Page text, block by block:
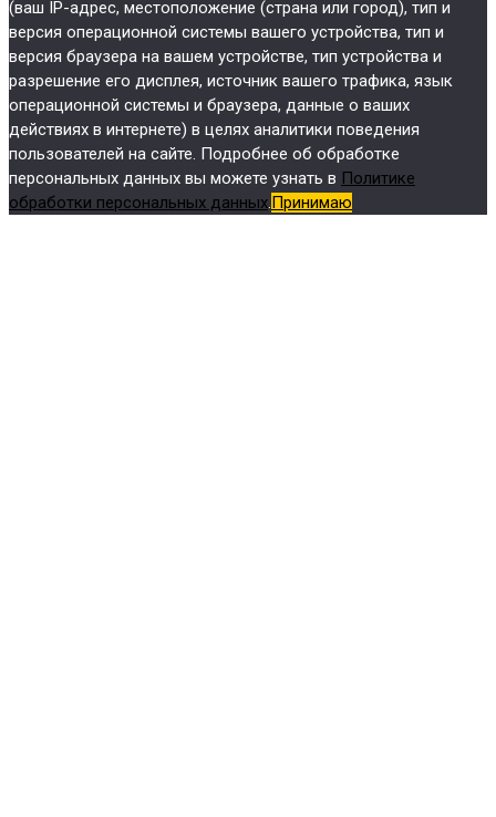
(ваш IP-адрес, местоположение (страна или город), тип и
версия операционной системы вашего устройства, тип и
версия браузера на вашем устройстве, тип устройства и
разрешение его дисплея, источник вашего трафика, язык
операционной системы и браузера, данные о ваших
действиях в интернете) в целях аналитики поведения
пользователей на сайте. Подробнее об обработке
персональных данных вы можете узнать в Политике
обработки персональных данных.Принимаю